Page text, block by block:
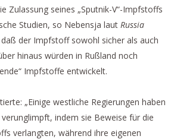
Zulassung seines „Sputnik-V“-Impfstoffs
Studien, so Nebensja lautRussia
der Impfstoff sowohl sicher als auch
hinaus würden in Rußland noch
Impfstoffe entwickelt.
„Einige westliche Regierungen haben
indem sie Beweise für die
verlangten, während ihre eigenen